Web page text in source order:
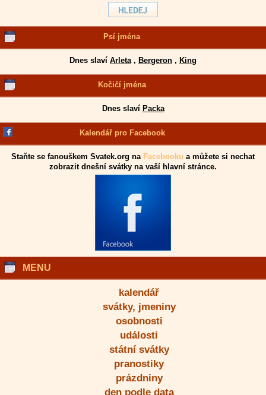
Psí jména
Dnes slaví Arleta, Bergeron , King
Kočičí jména
Dnes slaví Packa
Kalendář pro Facebook
Staňte se fanouškem Svatek.org na Facebooku a můžete si nechat
zobrazit dnešní svátky na vaší hlavní stránce.
MENU
kalendář
svátky, jmeniny
osobnosti
události
státní svátky
pranostiky
prázdniny
den podle data